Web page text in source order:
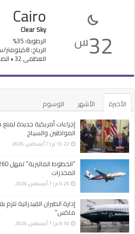
32س
Cairo
Clear Sky
الرطوبة: 35%
الرياح: 8كيلومتر/ساعة ش
العظمى 32 • الصغرى 32
الأخيرة الأشهر
الوسوم
إجراءات أمريكية جديدة
المواطنين والسياح
10:22 م | 7 أغسطس، 2026
المخدرات
9:25 م | 7 أغسطس، 2026
ماكس”
8:30 م | 7 أغسطس، 2026